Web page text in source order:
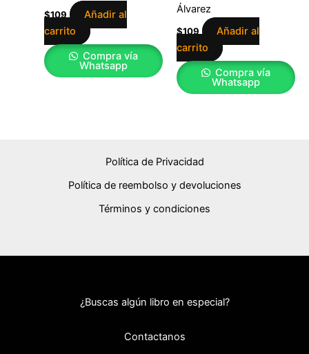
$109
Añadir al
carrito
Compra vía
Whatsapp
Álvarez
$109
Añadir al
carrito
Compra vía
Whatsapp
Política de Privacidad
Política de reembolso y devoluciones
Términos y condiciones
¿Buscas algún libro en especial?
Contactanos